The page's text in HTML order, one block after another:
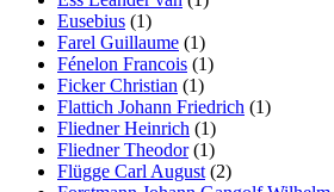
Eusebius (1)
Farel Guillaume (1)
Fénelon Francois (1)
Ficker Christian (1)
Flattich Johann Friedrich (1)
Fliedner Heinrich (1)
Fliedner Theodor(1)
Flügge Carl August (2)